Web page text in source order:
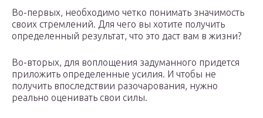
Во-первых, необходимо четко понимать значимость
своих стремлений. Для чего вы хотите получить
определенный результат, что это даст вам в жизни?
Во-вторых, для воплощения задуманного придется
приложить определенные усилия. И чтобы не
получить впоследствии разочарования, нужно
реально оценивать свои силы.